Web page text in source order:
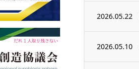
2026.05.22
2026.05.10